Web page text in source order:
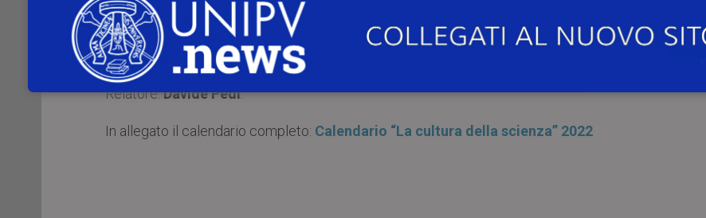
ciclo“La cultura della scienza”
L’appuntamento con“Nanoscienza. Una rivoluzione scientifica e culturale”
Relatore:Davide Pedi.
In allegato il calendario completo: Calendario “La cultura della scienza” 2022